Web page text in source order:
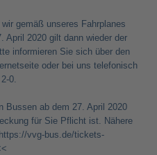
gemäß unseres Fahrplanes
April 2020 gilt dann wieder der
informieren Sie sich über den
oder bei uns telefonisch
0.
Bussen ab dem 27. April 2020
für Sie Pflicht ist. Nähere
https://vvg-bus.de/tickets-